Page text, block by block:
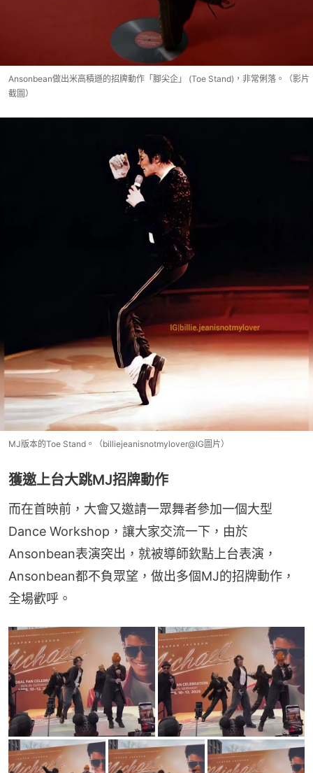
Ansonbean做出米高積遜的招牌動作「腳尖企」 (Toe Stand)，非常俐落。（影片
截圖）
MJ版本的Toe Stand。（billiejeanisnotmylover@IG圖片）
獲邀上台大跳MJ招牌動作
而在首映前，大會又邀請一眾舞者參加一個大型
Dance Workshop，讓大家交流一下，由於
Ansonbean表演突出，就被導師欽點上台表演，
Ansonbean都不負眾望，做出多個MJ的招牌動作，
全場歡呼。